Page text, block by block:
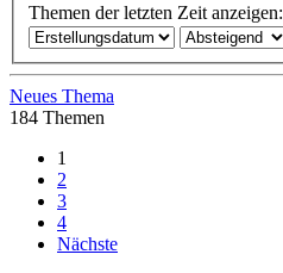
Themen der letzten Zeit anzeigen:
Neues Thema
184 Themen
1
2
3
4
Nächste